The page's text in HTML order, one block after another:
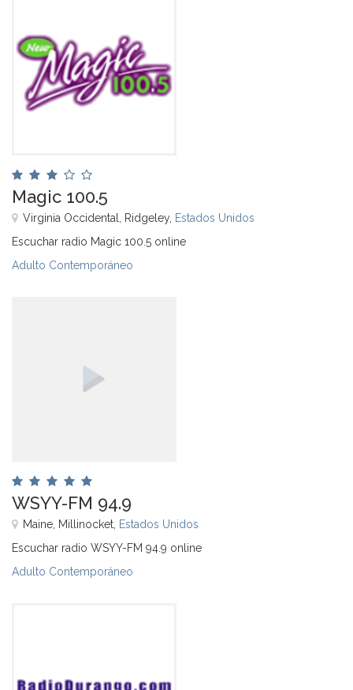
Magic 100.5
Virginia Occidental, Ridgeley, Estados Unidos
Escuchar radio Magic 100.5 online
Adulto Contemporáneo
WSYY-FM 94.9
Maine, Millinocket, Estados Unidos
Escuchar radio WSYY-FM 94.9 online
Adulto Contemporáneo